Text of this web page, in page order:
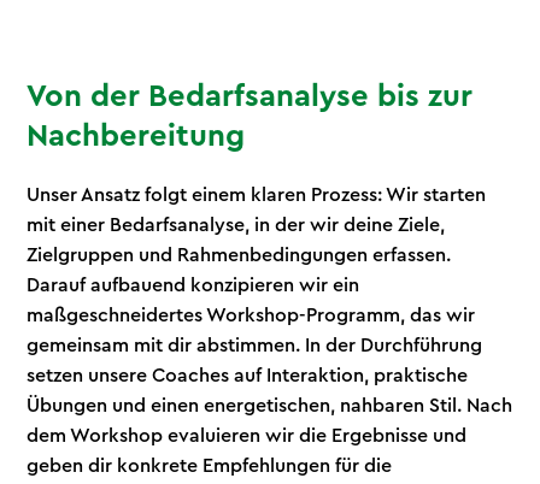
Von der Bedarfsanalyse bis zur
Nachbereitung
Unser Ansatz folgt einem klaren Prozess: Wir starten
mit einer Bedarfsanalyse, in der wir deine Ziele,
Zielgruppen und Rahmenbedingungen erfassen.
Darauf aufbauend konzipieren wir ein
maßgeschneidertes Workshop-Programm, das wir
gemeinsam mit dir abstimmen. In der Durchführung
setzen unsere Coaches auf Interaktion, praktische
Übungen und einen energetischen, nahbaren Stil. Nach
dem Workshop evaluieren wir die Ergebnisse und
geben dir konkrete Empfehlungen für die